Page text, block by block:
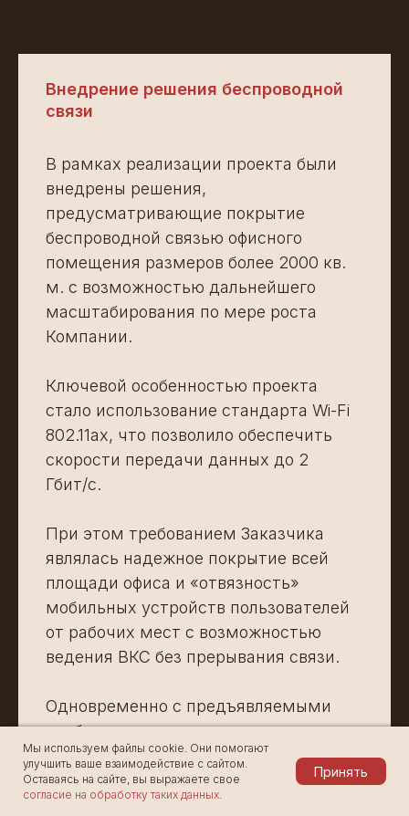
Внедрение решения беспроводной
связи
В рамках реализации проекта были
внедрены решения,
предусматривающие покрытие
беспроводной связью офисного
помещения размеров более 2000 кв.
м. с возможностью дальнейшего
масштабирования по мере роста
Компании.
Ключевой особенностью проекта
стало использование стандарта Wi-Fi
802.11ax, что позволило обеспечить
скорости передачи данных до 2
Гбит/c.
При этом требованием Заказчика
являлась надежное покрытие всей
площади офиса и «отвязность»
мобильных устройств пользователей
от рабочих мест с возможностью
ведения ВКС без прерывания связи.
Одновременно с предъявляемыми
требованиями к качеству покрытия и
скорости передачи данных,
требовалось осуществить интеграцию
внедряемого решения с
Мы используем файлы cookie. Они помогают
улучшить ваше взаимодействие с сайтом.
Оставаясь на сайте, вы выражаете свое
согласие на обработку таких данных.
Принять